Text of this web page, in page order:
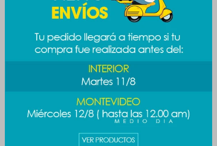
Productos que te pueden interesar